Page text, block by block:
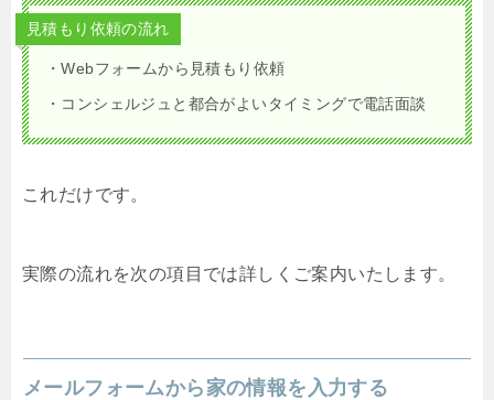
見積もり依頼の流れ
・Webフォームから見積もり依頼
・コンシェルジュと都合がよいタイミングで電話面談
これだけです。
実際の流れを次の項目では詳しくご案内いたします。
メールフォームから家の情報を入力する